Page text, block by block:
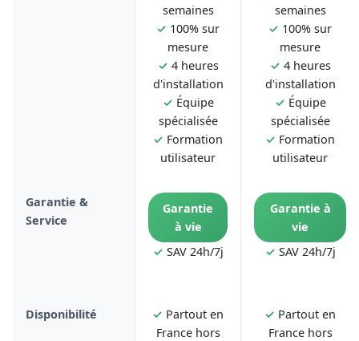
semaines
✓ 100% sur
mesure
✓ 4 heures
d'installation
✓ Équipe
spécialisée
✓ Formation
utilisateur
semaines
✓ 100% sur
mesure
✓ 4 heures
d'installation
✓ Équipe
spécialisée
✓ Formation
utilisateur
Garantie &
Service
Garantie
à vie
✓ SAV 24h/7j
Garantie à
vie
✓ SAV 24h/7j
Disponibilité ✓ Partout en
France hors
✓ Partout en
France hors